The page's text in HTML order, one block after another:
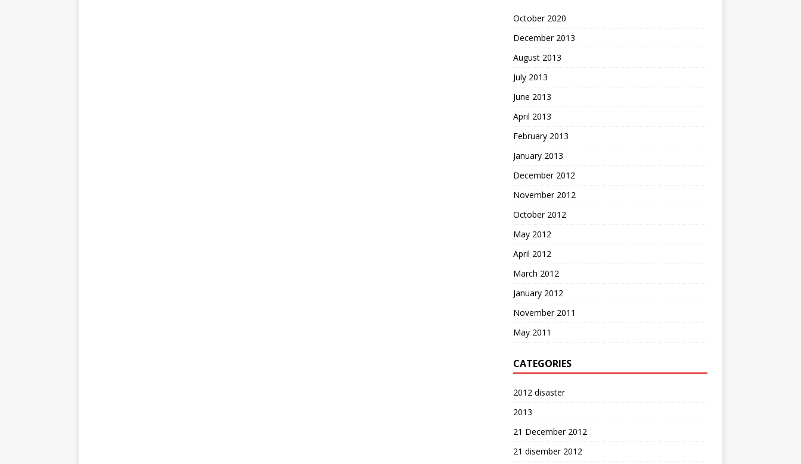
October 2020
December 2013
August 2013
July 2013
June 2013
April 2013
February 2013
January 2013
December 2012
November 2012
October 2012
May 2012
April 2012
March 2012
January 2012
November 2011
May 2011
CATEGORIES
2012 disaster
2013
21 December 2012
21 disember 2012